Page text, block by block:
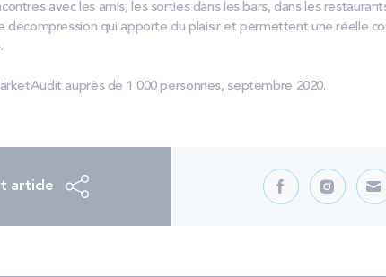
avec les amis, les sorties dans les bars, dans les
qui apporte du plaisir et permettent une réelle
auprès de 1 000 personnes, septembre 2020.
article